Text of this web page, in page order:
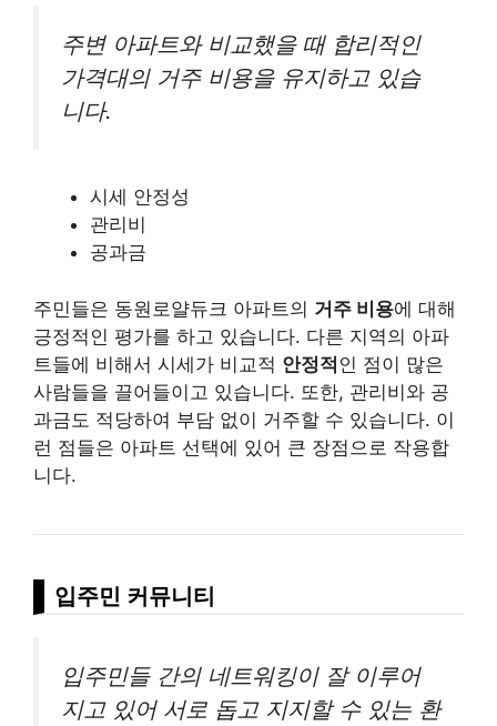
주변 아파트와 비교했을 때 합리적인
가격대의 거주 비용을 유지하고 있습
니다.
시세 안정성
관리비
공과금
주민들은 동원로얄듀크 아파트의 거주 비용에 대해
긍정적인 평가를 하고 있습니다. 다른 지역의 아파
트들에 비해서 시세가 비교적 안정적 인 점이 많은
사람들을 끌어들이고 있습니다. 또한, 관리비와 공
과금도 적당하여 부담 없이 거주할 수 있습니다. 이
런 점들은 아파트 선택에 있어 큰 장점으로 작용합
니다.
입주민 커뮤니티
입주민들 간의 네트워킹이 잘 이루어
지고 있어 서로 돕고 지지할 수 있는 환